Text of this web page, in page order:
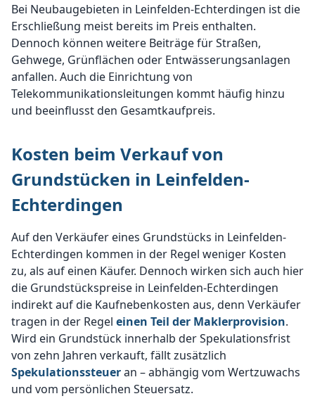
Bei Neubaugebieten in Leinfelden-Echterdingen ist die
Erschließung meist bereits im Preis enthalten.
Dennoch können weitere Beiträge für Straßen,
Gehwege, Grünflächen oder Entwässerungsanlagen
anfallen. Auch die Einrichtung von
Telekommunikationsleitungen kommt häufig hinzu
und beeinflusst den Gesamtkaufpreis.
Kosten beim Verkauf von
Grundstücken in Leinfelden-
Echterdingen
Auf den Verkäufer eines Grundstücks in Leinfelden-
Echterdingen kommen in der Regel weniger Kosten
zu, als auf einen Käufer. Dennoch wirken sich auch hier
die Grundstückspreise in Leinfelden-Echterdingen
indirekt auf die Kaufnebenkosten aus, denn Verkäufer
tragen in der Regel einen Teil der Maklerprovision.
Wird ein Grundstück innerhalb der Spekulationsfrist
von zehn Jahren verkauft, fällt zusätzlich
Spekulationssteueran – abhängig vom Wertzuwachs
und vom persönlichen Steuersatz.